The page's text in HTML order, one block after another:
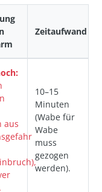
Zeitaufwand
aus
10–15
Minuten
(Wabe für
Wabe
muss
gezogen
werden).